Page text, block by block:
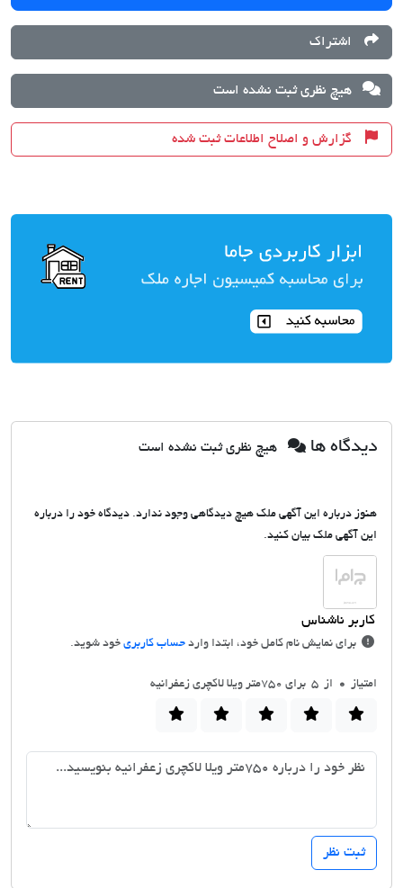
اشتراک
هیچ نظری ثبت نشده است
گزارش و اصلاح اطلاعات ثبت شده
دیدگاه ها هیچ نظری ثبت نشده است
هنوز درباره این آگهی ملک هیچ دیدگاهی وجود ندارد. دیدگاه خود را درباره
این آگهی ملک بیان کنید.
برای نمایش نام کامل خود، ابتدا وارد حساب کاربری خود شوید.
امتیاز 0 از 5 برای 750متر ویلا لاکچری زعفرانیه